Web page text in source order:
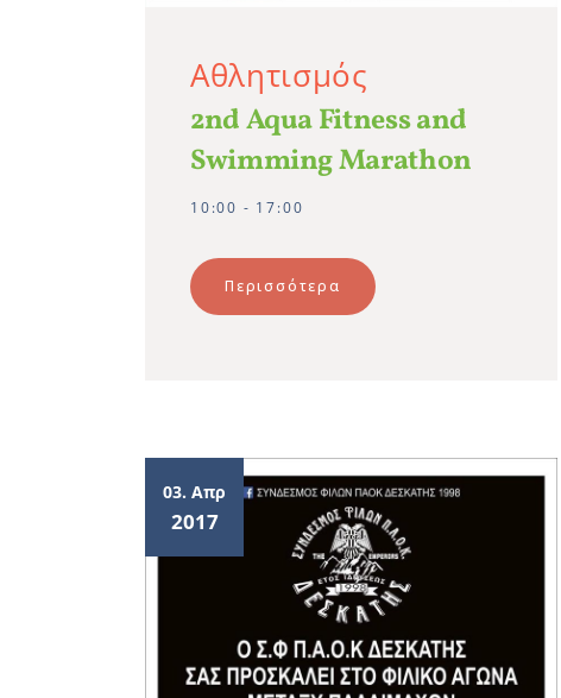
Αθλητισμός
2nd Aqua Fitness and
Swimming Marathon
10:00 - 17:00
Περισσότερα
03. Απρ
2017